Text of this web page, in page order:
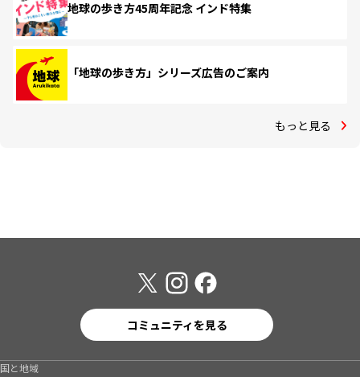
地球の歩き方45周年記念 インド特集
「地球の歩き方」シリーズ広告のご案内
もっと見る
コミュニティを見る
国と地域